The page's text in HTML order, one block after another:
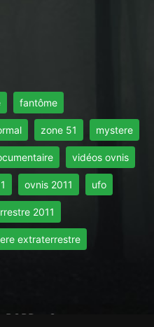
fantôme
zone 51 mystere
vidéos ovnis
ovnis 2011 ufo
2011
extraterrestre
RGPD Contact